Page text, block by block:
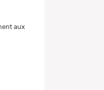
aux